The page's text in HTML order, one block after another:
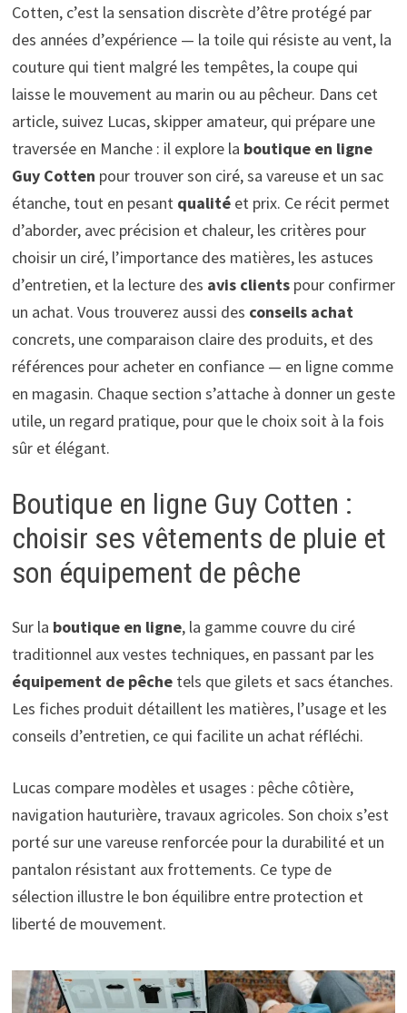
Cotten, c’est la sensation discrète d’être protégé par
des années d’expérience — la toile qui résiste au vent, la
couture qui tient malgré les tempêtes, la coupe qui
laisse le mouvement au marin ou au pêcheur. Dans cet
article, suivez Lucas, skipper amateur, qui prépare une
traversée en Manche : il explore la boutique en ligne
Guy Cotten pour trouver son ciré, sa vareuse et un sac
étanche, tout en pesant qualitéet prix. Ce récit permet
d’aborder, avec précision et chaleur, les critères pour
choisir un ciré, l’importance des matières, les astuces
d’entretien, et la lecture des avis clientspour confirmer
un achat. Vous trouverez aussi des conseils achat
concrets, une comparaison claire des produits, et des
références pour acheter en confiance — en ligne comme
en magasin. Chaque section s’attache à donner un geste
utile, un regard pratique, pour que le choix soit à la fois
sûr et élégant.
Boutique en ligne Guy Cotten :
choisir ses vêtements de pluie et
son équipement de pêche
Sur la boutique en ligne, la gamme couvre du ciré
traditionnel aux vestes techniques, en passant par les
équipement de pêchetels que gilets et sacs étanches.
Les fiches produit détaillent les matières, l’usage et les
conseils d’entretien, ce qui facilite un achat réfléchi.
Lucas compare modèles et usages : pêche côtière,
navigation hauturière, travaux agricoles. Son choix s’est
porté sur une vareuse renforcée pour la durabilité et un
pantalon résistant aux frottements. Ce type de
sélection illustre le bon équilibre entre protection et
liberté de mouvement.